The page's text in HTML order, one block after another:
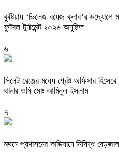
কুষ্টিয়ায় ‘ভিলেজ বয়েজ ক্লাব’র উদ্যোগে
ফুটবল টুর্নামেন্ট ২০২৬ অনুষ্ঠিত
৬
সিলেট রেঞ্জের মধ্যে শ্রেষ্ট অফিসার
থানার ওসি মোঃ আমিনুল ইসলাম
৭
মদনে প্রশাসনের অভিযানে নিষিদ্ধ